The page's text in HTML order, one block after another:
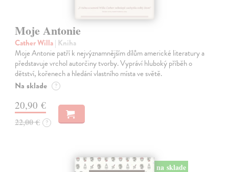
Moje Antonie
Cather Willa| Kniha
Moje Antonie patří k nejvýznamnějším dílům americké literatury a
představuje vrchol autorčiny tvorby. Vypráví hluboký příběh o
dětství, kořenech a hledání vlastního místa ve světě.
Na sklade ?
20,90 €
22,00 € ?
na sklade